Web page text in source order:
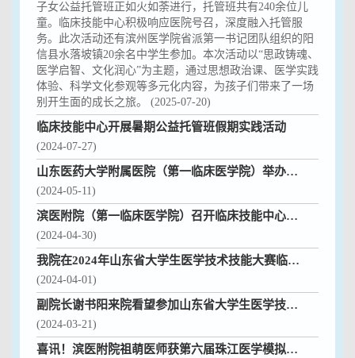
子女公益托管班正如火如荼进行，托管班共有240余位儿
童。临床技能中心积极响应医院号召，深度融入托管服
务。此次活动还有滨州医学院省派第一书记团队组织的阳
信县水落坡镇20余名中学生参加。本次活动以“思政铸魂、
医学启智、文化润心”为主题，通过思想政治课、医学实践
体验、科学文化参观等多元化内容，为孩子们带来了一场
别开生面的成长之旅。 (2025-07-20)
临床技能中心开展暑期公益托管班假期实践活动
(2024-07-27)
山东医药大学附属医院（第一临床医学院）举办首届青年医师腔镜技能竞赛
(2024-05-11)
滨医附院（第一临床医学院）召开临床技能中心文化墙建设研讨会
(2024-04-30)
我院在2024年山东省大学生医学技术技能大赛临床医学专业赛道中蝉联佳绩
(2024-04-01)
副院长谢书阳来院看望参加山东省大学生医学技术技能大赛集训师生
(2024-03-21)
喜讯！滨医附院祖萌医师获第六届珠江医学模拟教育发展论坛—青年腹腔镜技能竞赛二等奖